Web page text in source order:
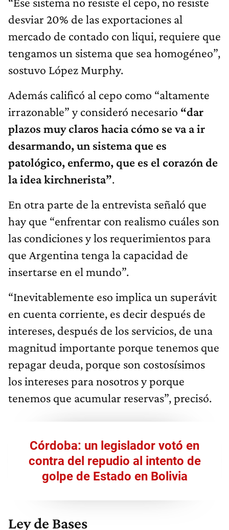
desviar 20% de las exportaciones al
mercado de contado con liqui, requiere que
tengamos un sistema que sea homogéneo”,
sostuvo López Murphy.
Además calificó al cepo como “altamente
irrazonable” y consideró necesario “dar
plazos muy claros hacia cómo se va a ir
desarmando, un sistema que es
patológico, enfermo, que es el corazón de
la idea kirchnerista”.
En otra parte de la entrevista señaló que
hay que “enfrentar con realismo cuáles son
las condiciones y los requerimientos para
que Argentina tenga la capacidad de
insertarse en el mundo”.
“Inevitablemente eso implica un superávit
en cuenta corriente, es decir después de
intereses, después de los servicios, de una
magnitud importante porque tenemos que
repagar deuda, porque son costosísimos
los intereses para nosotros y porque
tenemos que acumular reservas”, precisó.
Córdoba: un legislador votó en
contra del repudio al intento de
golpe de Estado en Bolivia
Ley de Bases